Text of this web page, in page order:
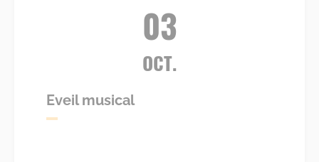
03
OCT.
Eveil musical